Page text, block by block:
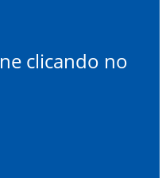
clicando no